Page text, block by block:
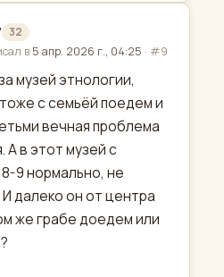
32
в 5 апр. 2026 г., 04:25 · #9
музей этнологии,
с семьёй поедем и
вечная проблема
А в этот музей с
9 нормально, не
далеко он от центра
же грабе доедем или